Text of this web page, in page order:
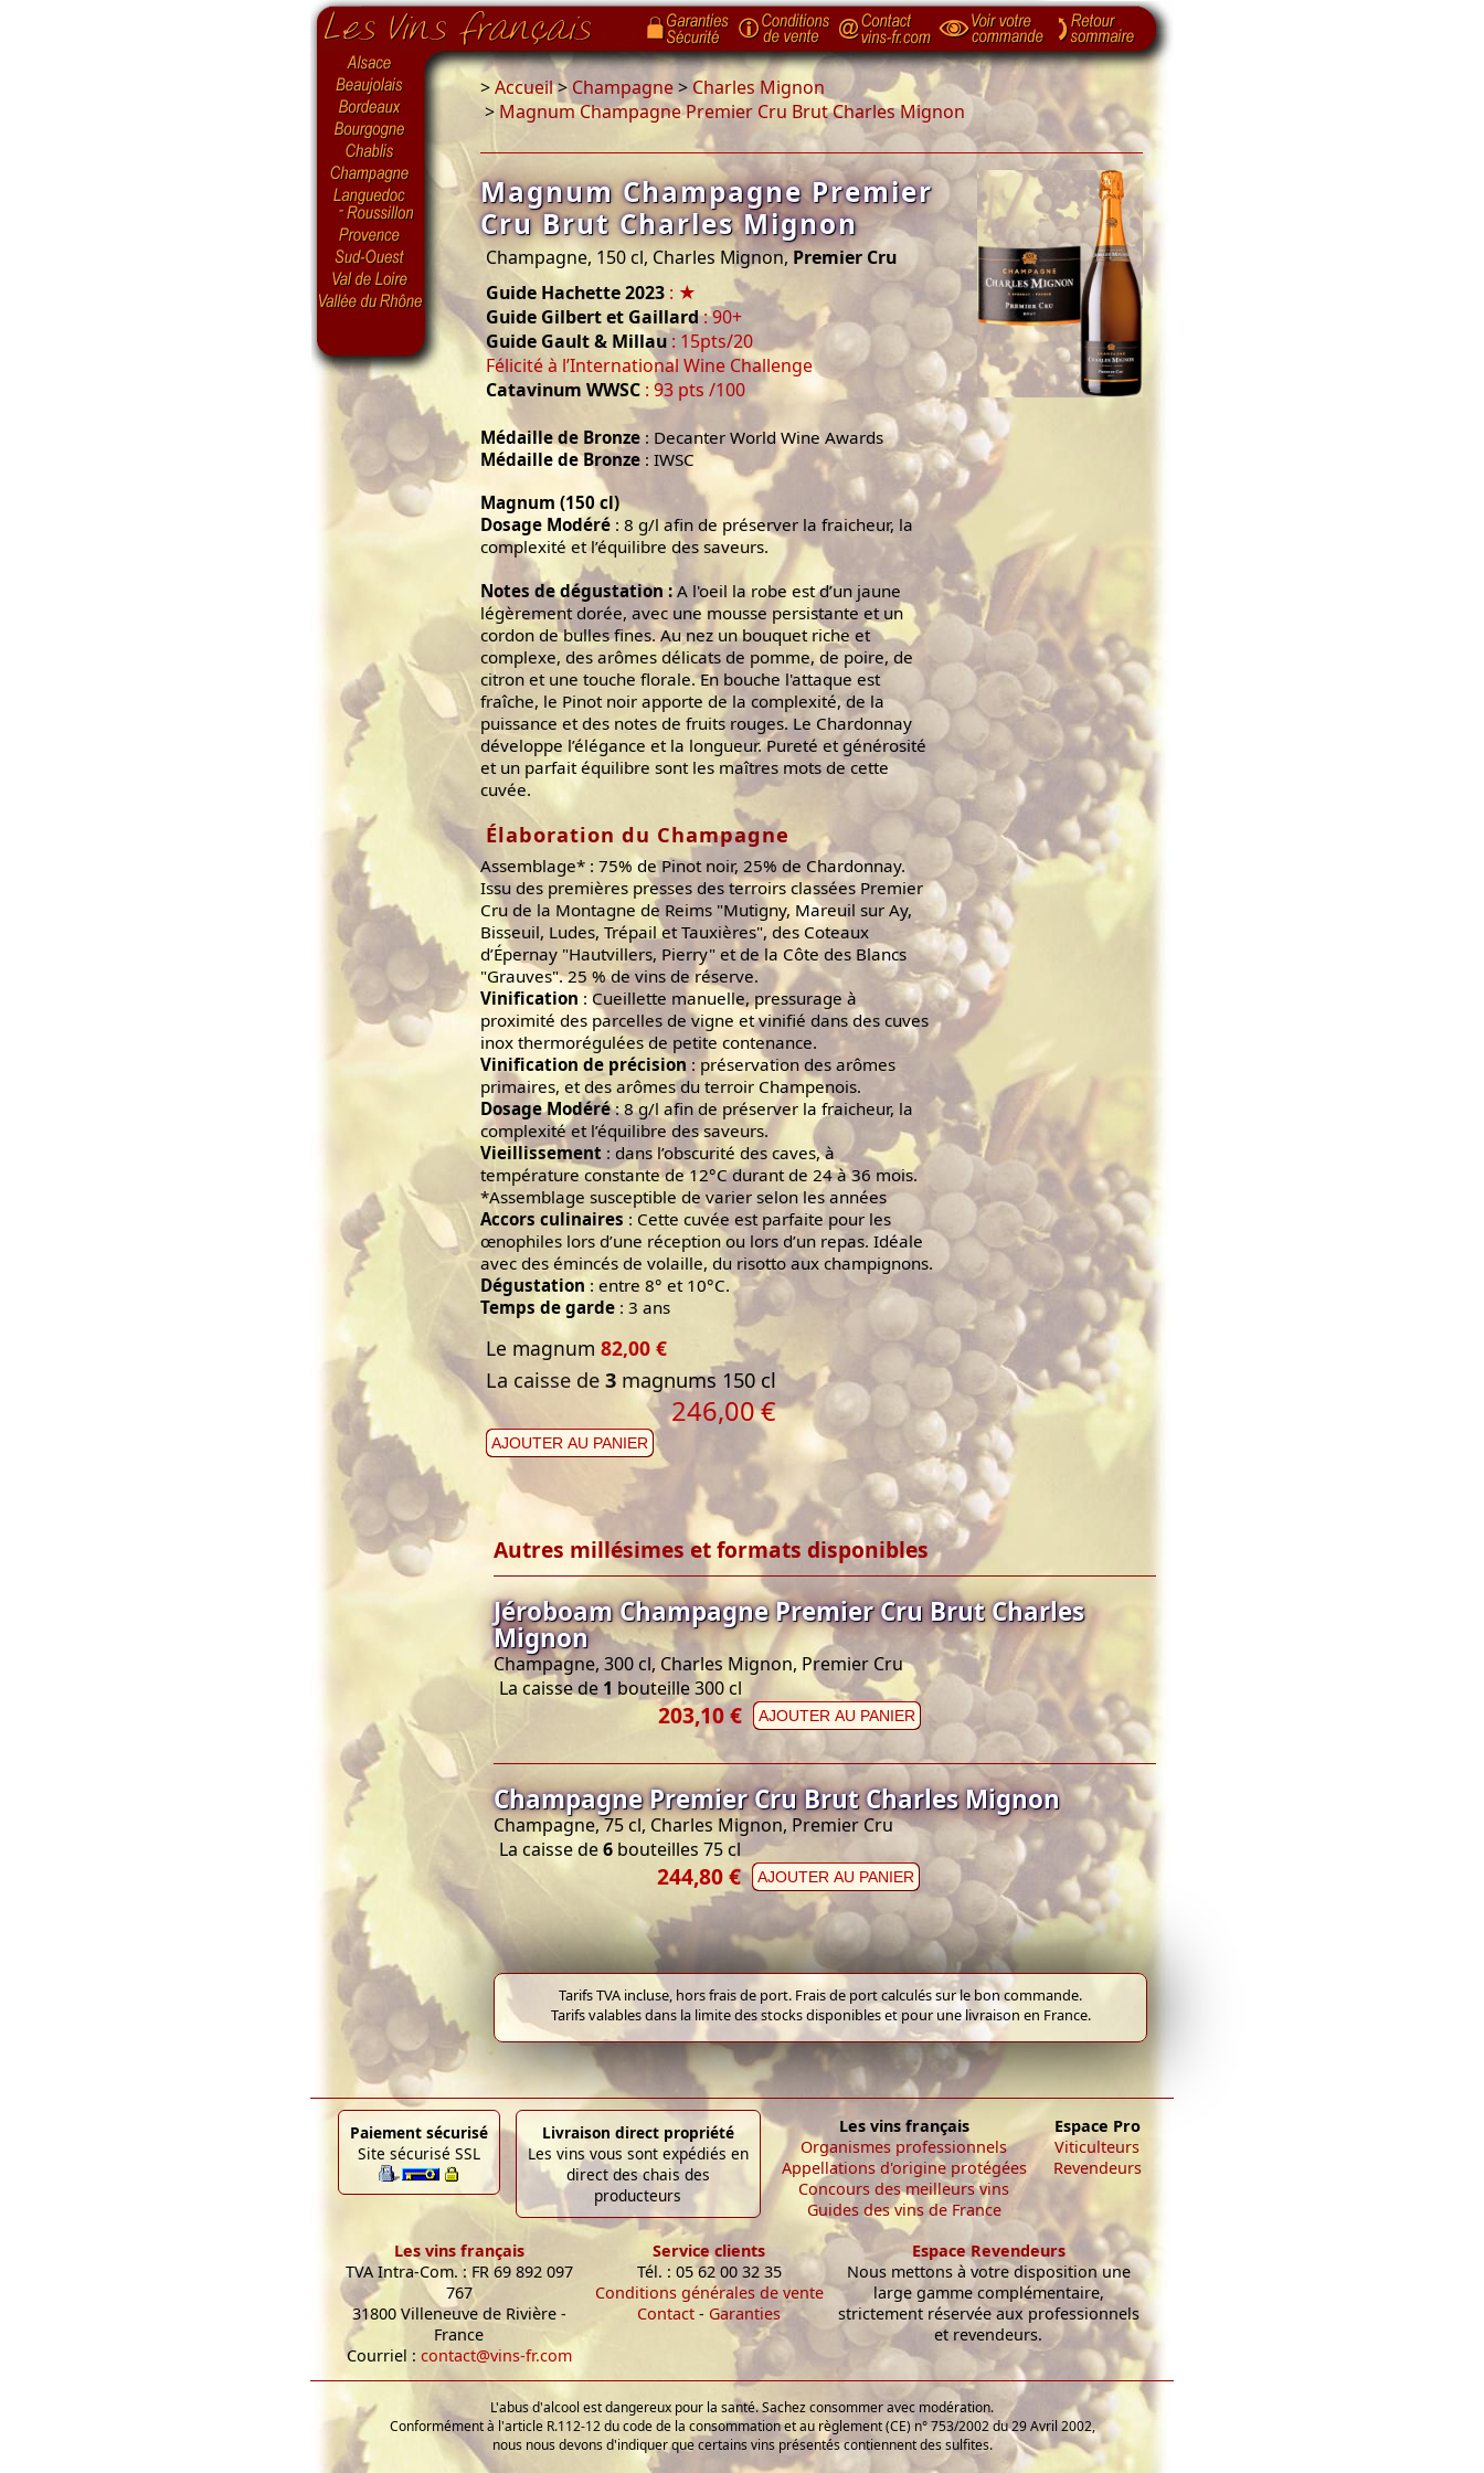
>Accueil>Champagne> Charles Mignon
> Magnum Champagne Premier Cru Brut Charles Mignon
Magnum Champagne Premier
Cru Brut Charles Mignon
Champagne, 150 cl, Charles Mignon, Premier Cru
Guide Hachette 2023 : ★
Guide Gilbert et Gaillard: 90+
Guide Gault & Millau: 15pts/20
Félicité à l’International Wine Challenge
Catavinum WWSC : 93 pts /100
Médaille de Bronze : Decanter World Wine Awards
Médaille de Bronze : IWSC
Magnum (150 cl)
Dosage Modéré : 8 g/l afin de préserver la fraicheur, la
complexité et l’équilibre des saveurs.
Notes de dégustation :A l'oeil la robe est d’un jaune
légèrement dorée, avec une mousse persistante et un
cordon de bulles fines. Au nez un bouquet riche et
complexe, des arômes délicats de pomme, de poire, de
citron et une touche florale. En bouche l'attaque est
fraîche, le Pinot noir apporte de la complexité, de la
puissance et des notes de fruits rouges. Le Chardonnay
développe l’élégance et la longueur. Pureté et générosité
et un parfait équilibre sont les maîtres mots de cette
cuvée.
Élaboration du Champagne
Assemblage* : 75% de Pinot noir, 25% de Chardonnay.
Issu des premières presses des terroirs classées Premier
Cru de la Montagne de Reims "Mutigny, Mareuil sur Ay,
Bisseuil, Ludes, Trépail et Tauxières", des Coteaux
d’Épernay "Hautvillers, Pierry" et de la Côte des Blancs
"Grauves". 25 % de vins de réserve.
Vinification : Cueillette manuelle, pressurage à
proximité des parcelles de vigne et vinifié dans des cuves
inox thermorégulées de petite contenance.
Vinification de précision : préservation des arômes
primaires, et des arômes du terroir Champenois.
Dosage Modéré: 8 g/l afin de préserver la fraicheur, la
complexité et l’équilibre des saveurs.
Vieillissement : dans l’obscurité des caves, à
température constante de 12°C durant de 24 à 36 mois.
*Assemblage susceptible de varier selon les années
Accors culinaires : Cette cuvée est parfaite pour les
œnophiles lors d’une réception ou lors d’un repas. Idéale
avec des émincés de volaille, du risotto aux champignons.
Dégustation : entre 8° et 10°C.
Temps de garde : 3 ans
Le magnum 82,00 €
La caisse de 3 magnums 150 cl
246,00€
AJOUTER AU PANIER
Autres millésimes et formats disponibles
Jéroboam Champagne Premier Cru Brut Charles
Mignon
Champagne, 300 cl, Charles Mignon, Premier Cru
La caisse de 1 bouteille 300 cl
203,10 € AJOUTER AU PANIER
Champagne Premier Cru Brut Charles Mignon
Champagne, 75 cl, Charles Mignon, Premier Cru
La caisse de6 bouteilles 75 cl
244,80 € AJOUTER AU PANIER
Tarifs TVA incluse, hors frais de port. Frais de port calculés sur le bon commande.
Tarifs valables dans la limite des stocks disponibles et pour une livraison en France.
Paiement sécurisé
Site sécurisé SSL
Livraison direct propriété
Les vins vous sont expédiés en
direct des chais des
producteurs
Les vins français
Organismes professionnels
Appellations d'origine protégées
Concours des meilleurs vins
Guides des vins de France
Espace Pro
Viticulteurs
Revendeurs
Les vins français
TVA Intra-Com. : FR 69 892 097
767
31800 Villeneuve de Rivière -
France
Courriel : contact@vins-fr.com
Service clients
Tél. : 05 62 00 32 35
Conditions générales de vente
Contact - Garanties
Espace Revendeurs
Nous mettons à votre disposition une
large gamme complémentaire,
strictement réservée aux professionnels
et revendeurs.
L'abus d'alcool est dangereux pour la santé. Sachez consommer avec modération.
Conformément à l'article R.112-12 du code de la consommation et au règlement (CE) n° 753/2002 du 29 Avril 2002,
nous nous devons d'indiquer que certains vins présentés contiennent des sulfites.